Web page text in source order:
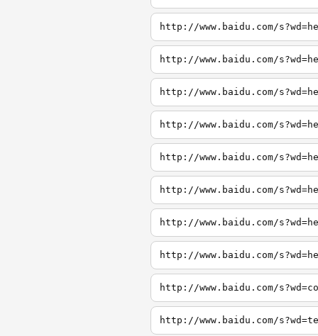
http://www.baidu.com/
http://www.baidu.com/
http://www.baidu.com/
http://www.baidu.com/
http://www.baidu.com/
http://www.baidu.com/
http://www.baidu.com/
http://www.baidu.com/
http://www.baidu.com/
http://www.baidu.com/